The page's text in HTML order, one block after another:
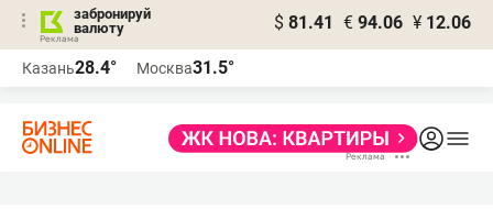
забронируй
валюту
$ 81.41 € 94.06 ¥ 12.06
Казань28.4° Москва31.5°